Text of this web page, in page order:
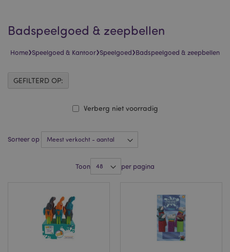
Badspeelgoed & zeepbellen
Home›Speelgoed & Kantoor›Speelgoed›Badspeelgoed & zeepbellen
Sorteer op
Toon per pagina
Verberg niet voorradig
GEFILTERD OP: